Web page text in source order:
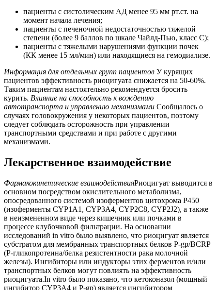
пациенты с систолическим АД менее 95 мм рт.ст. на
момент начала лечения;
пациенты с печеночной недостаточностью тяжелой
степени (более 9 баллов по шкале Чайлд-Пью, класс С);
пациенты с тяжелыми нарушениями функции почек
(КК менее 15 мл/мин) или находящиеся на гемодиализе.
Информация для отдельных групп пациентов У курящих
пациентов эффективность риоцигуата снижается на 50-60%.
Таким пациентам настоятельно рекомендуется бросить
курить. Влияние на способность к вождению
автотранспорта и управлению механизмами Сообщалось о
случаях головокружения у некоторых пациентов, поэтому
следует соблюдать осторожность при управлении
транспортными средствами и при работе с другими
механизмами.
Лекарственное взаимодействие
Фармакокинетические взаимодействияРиоцигуат выводится в
основном посредством окислительного метаболизма,
опосредованного системой изоферментов цитохрома Р450
(изоферменты CYP1A1, CYP3A4, CYP2C8, CYP2J2), а также
в неизмененном виде через кишечник или почками в
процессе клубочковой фильтрации. На основании
исследований in vitro было выявлено, что риоцигуат является
субстратом для мембранных транспортных белков P-gp/BCRP
(Р-гликопротеина/белка резистентности рака молочной
железы). Ингибиторы или индукторы этих ферментов и/или
транспортных белков могут повлиять на эффективность
риоцигуата.In vitro было показано, что кетоконазол (мощный
ингибитор CYP3A4 и P-gp) является ингибитором